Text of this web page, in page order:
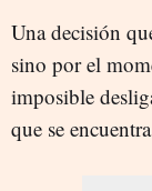
Una decisión
sino por el
imposible
que se